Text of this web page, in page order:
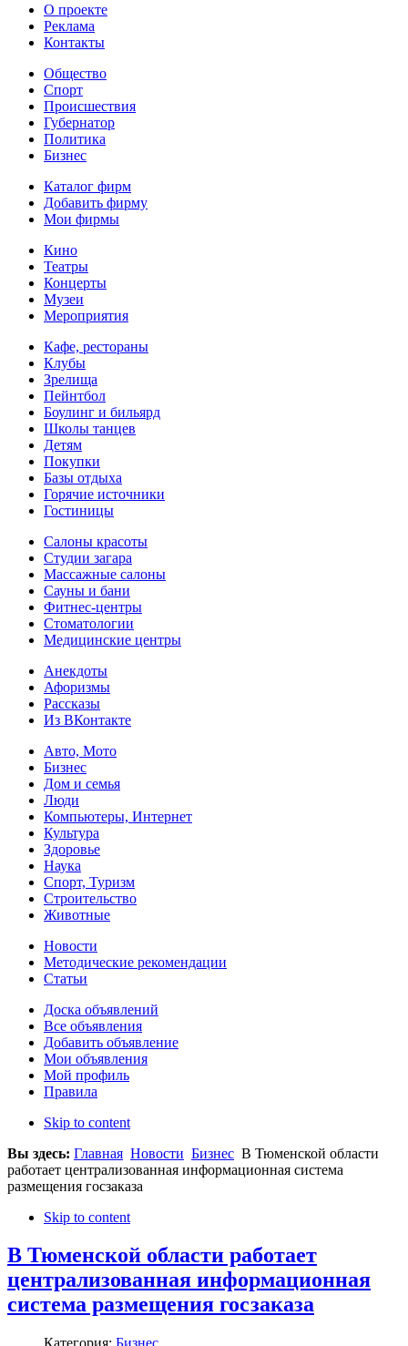
О проекте
Реклама
Контакты
Общество
Спорт
Происшествия
Губернатор
Политика
Бизнес
Каталог фирм
Добавить фирму
Мои фирмы
Кино
Театры
Концерты
Музеи
Мероприятия
Кафе, рестораны
Клубы
Зрелища
Пейнтбол
Боулинг и бильярд
Школы танцев
Детям
Покупки
Базы отдыха
Горячие источники
Гостиницы
Салоны красоты
Студии загара
Массажные салоны
Сауны и бани
Фитнес-центры
Стоматологии
Медицинские центры
Анекдоты
Афоризмы
Рассказы
Из ВКонтакте
Авто, Мото
Бизнес
Дом и семья
Люди
Компьютеры, Интернет
Культура
Здоровье
Наука
Спорт, Туризм
Строительство
Животные
Новости
Методические рекомендации
Статьи
Доска объявлений
Все объявления
Добавить объявление
Мои объявления
Мой профиль
Правила
Skip to content
Вы здесь: Главная Новости Бизнес В Тюменской области
работает централизованная информационная система
размещения госзаказа
Skip to content
В Тюменской области работает
централизованная информационная
система размещения госзаказа